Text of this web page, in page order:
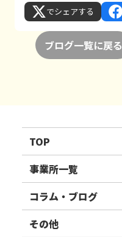
でシェアする
ブログ一覧に戻る
TOP
リハスワーク
リハスファーム
事業所一覧
関東エリア
東北エリア
コラム・ブログ
事業所ブログ
その他